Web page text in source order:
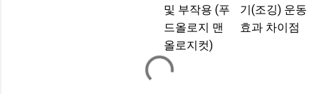
및 부작용 (푸
드올로지 맨
올로지컷)
기(조깅) 운동
효과 차이점